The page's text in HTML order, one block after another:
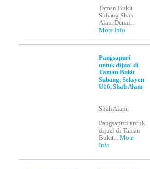
Taman Bukit
Subang Shah
Alam Denai...
More Info
Pangsapuri
untuk dijual di
Taman Bukit
Subang, Seksyen
U16, Shah Alam
Shah Alam,
Pangsapuri untuk
dijual di Taman
Bukit...More
Info